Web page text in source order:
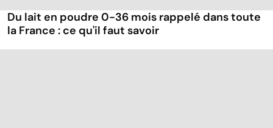
Du lait en poudre 0-36 mois rappelé dans toute
la France : ce qu'il faut savoir